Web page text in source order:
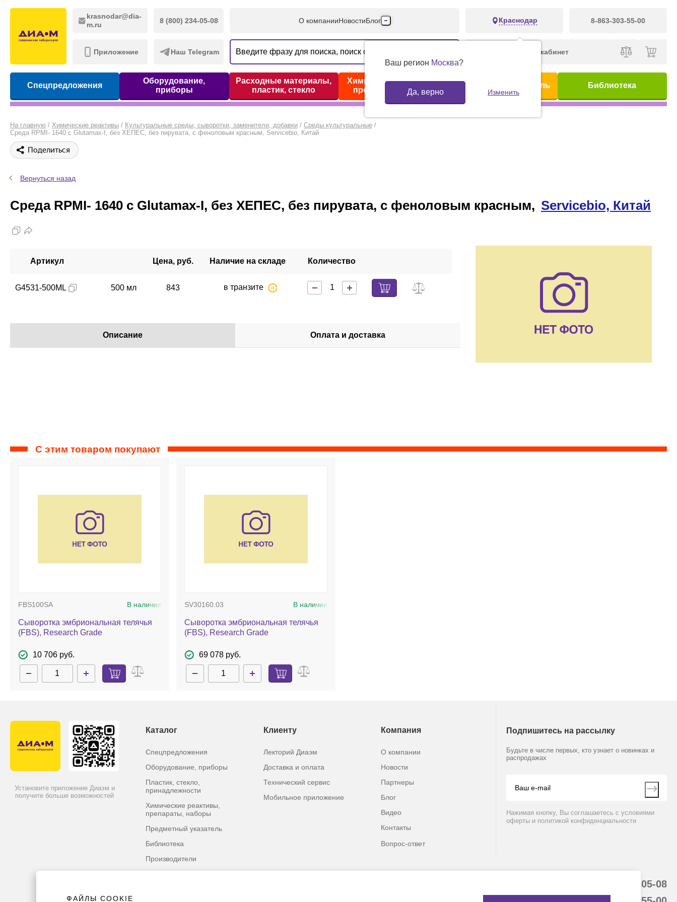
krasnodar@dia-
m.ru
8 (800) 234-05-08
Приложение Наш Telegram
О компанииНовостиБлог
Производители
Партнеры
Контакты
Краснодар 8-863-303-55-00
Ваш регион Москва?
Да, верно Изменить
Личный кабинет
Спецпредложения
Оборудование,
приборы
Расходные материалы,
пластик, стекло
Химические реактивы,
препараты, наборы
Предметный указатель Библиотека
На главную / Химические реактивы / Культуральные среды, сыворотки, заменители, добавки / Среды культуральные /
Среда RPMI- 1640 с Glutamax-I, без ХЕПЕС, без пирувата, с феноловым красным, Servicebio, Китай
Поделиться
Вернуться назад
Среда RPMI- 1640 с Glutamax-I, без ХЕПЕС, без пирувата, с феноловым красным, Servicebio, Китай
Артикул Цена, руб. Наличие на складе Количество
G4531-500ML 500 мл 843 в транзите
Описание Оплата и доставка
С этим товаром покупают
FBS100SA В наличии
Сыворотка эмбриональная телячья
(FBS), Research Grade
10 706 руб.
SV30160.03 В наличии
Сыворотка эмбриональная телячья
(FBS), Research Grade
69 078 руб.
Установите приложение Диаэм и
получите больше возможностей
Каталог
Спецпредложения
Оборудование, приборы
Пластик, стекло,
принадлежности
Химические реактивы,
препараты, наборы
Предметный указатель
Библиотека
Производители
Клиенту
Лекторий Диаэм
Доставка и оплата
Технический сервис
Мобильное приложение
Компания
О компании
Новости
Партнеры
Блог
Видео
Контакты
Вопрос-ответ
Подпишитесь на рассылку
Будьте в числе первых, кто узнает о новинках и
распродажах
Нажимая кнопку, Вы соглашаетесь с условиями
оферты и политикой конфиденциальности
8 (800) 234-05-08
ФАЙЛЫ COOKIE